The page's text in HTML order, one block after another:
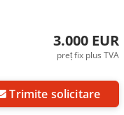
3.000 EUR
preț fix plus TVA
Trimite solicitare